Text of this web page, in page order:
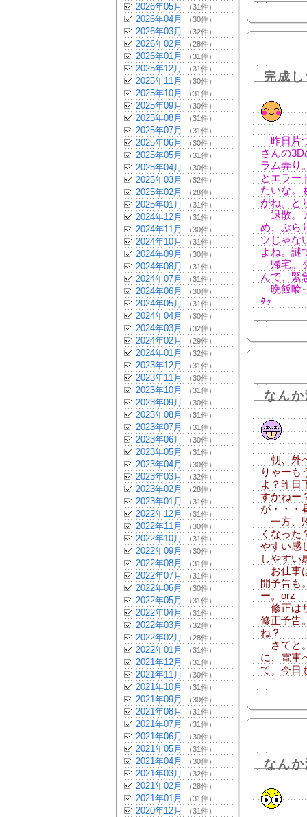
2026年05月 （31件）
2026年04月 （30件）
2026年03月 （32件）
2026年02月 （28件）
2026年01月 （31件）
2025年12月 （31件）
2025年11月 （30件）
2025年10月 （31件）
2025年09月 （30件）
2025年08月 （31件）
2025年07月 （31件）
2025年06月 （30件）
2025年05月 （31件）
2025年04月 （30件）
2025年03月 （32件）
2025年02月 （28件）
2025年01月 （31件）
2024年12月 （31件）
2024年11月 （30件）
2024年10月 （31件）
2024年09月 （30件）
2024年08月 （31件）
2024年07月 （31件）
2024年06月 （30件）
2024年05月 （31件）
2024年04月 （30件）
2024年03月 （32件）
2024年02月 （29件）
2024年01月 （32件）
2023年12月 （31件）
2023年11月 （30件）
2023年10月 （31件）
2023年09月 （30件）
2023年08月 （31件）
2023年07月 （31件）
2023年06月 （30件）
2023年05月 （31件）
2023年04月 （30件）
2023年03月 （32件）
2023年02月 （28件）
2023年01月 （31件）
2022年12月 （31件）
2022年11月 （30件）
2022年10月 （31件）
2022年09月 （30件）
2022年08月 （31件）
2022年07月 （31件）
2022年06月 （30件）
2022年05月 （31件）
2022年04月 （31件）
2022年03月 （32件）
2022年02月 （28件）
2022年01月 （31件）
2021年12月 （31件）
2021年11月 （30件）
2021年10月 （31件）
2021年09月 （30件）
2021年08月 （31件）
2021年07月 （31件）
2021年06月 （30件）
2021年05月 （31件）
2021年04月 （30件）
2021年03月 （32件）
2021年02月 （28件）
2021年01月 （31件）
2020年12月 （31件）
完成
昨日片
さんの
ラム弄り
とエラー
たいな。
がね。と
退散。
め、ぶら
ツじゃな
よね。謎
帰宅。
んで、緊
晩飯喰
ﾀｯ
なん
朝、外
りゃーも
よ？昨日
すかねー
が・・・
一方、
くなった
やすい感
しやすい
お仕事
開予告も
ー。orz
修正は
修正予告
ね？
さてと
に、電車
て、今日
なん